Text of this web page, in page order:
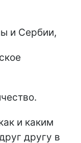
и Сербии,
и каким
другу в